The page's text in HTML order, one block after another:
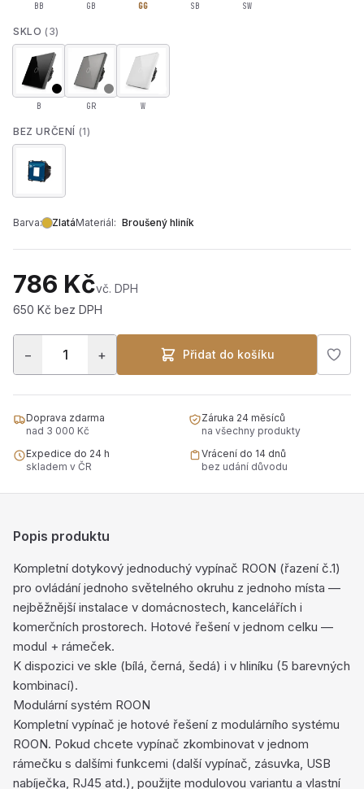
BB GB GG SB SW
SKLO (3)
B GR W
BEZ URČENÍ (1)
Barva: ZlatáMateriál: Broušený hliník
786 Kčvč. DPH
650 Kč bez DPH
− + Přidat do košíku
Doprava zdarma
nad 3 000 Kč
Záruka 24 měsíců
na všechny produkty
Expedice do 24 h
skladem v ČR
Vrácení do 14 dnů
bez udání důvodu
Popis produktu
Kompletní dotykový jednoduchý vypínač ROON (řazení č.1)
pro ovládání jednoho světelného okruhu z jednoho místa —
nejběžnější instalace v domácnostech, kancelářích i
komerčních prostorech. Hotové řešení v jednom celku —
modul + rámeček.
K dispozici ve skle (bílá, černá, šedá) i v hliníku (5 barevných
kombinací).
Modulární systém ROON
Kompletní vypínač je hotové řešení z modulárního systému
ROON. Pokud chcete vypínač zkombinovat v jednom
rámečku s dalšími funkcemi (další vypínač, zásuvka, USB
nabíječka, RJ45 atd.), použijte modulovou variantu a vlastní